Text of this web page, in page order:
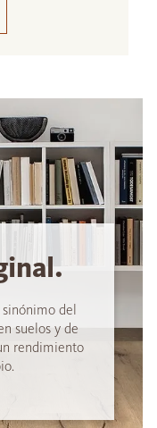
sinónimo del
suelos y de
rendimiento